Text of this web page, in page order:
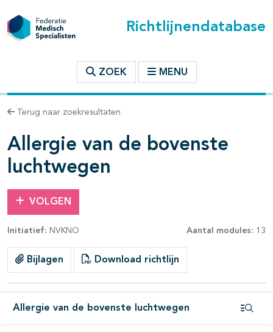
Richtlijnendatabase
ZOEK MENU
Terug naar zoekresultaten
Allergie van de bovenste
luchtwegen
VOLGEN
Initiatief: NVKNO Aantal modules: 13
Bijlagen Download richtlijn
Allergie van de bovenste luchtwegen
binnen deze richtlijn